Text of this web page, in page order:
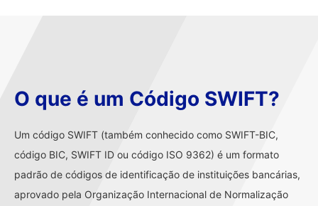
O que é um Código SWIFT?
Um código SWIFT (também conhecido como SWIFT-BIC,
código BIC, SWIFT ID ou código ISO 9362) é um formato
padrão de códigos de identificação de instituições bancárias,
aprovado pela Organização Internacional de Normalização